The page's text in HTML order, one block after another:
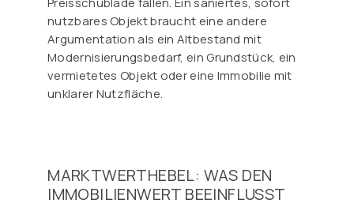
nutzbares Objekt braucht eine andere
Argumentation als ein Altbestand mit
Modernisierungsbedarf, ein Grundstück, ein
vermietetes Objekt oder eine Immobilie mit
unklarer Nutzfläche.
MARKTWERTHEBEL: WAS DEN
IMMOBILIENWERT BEEINFLUSST